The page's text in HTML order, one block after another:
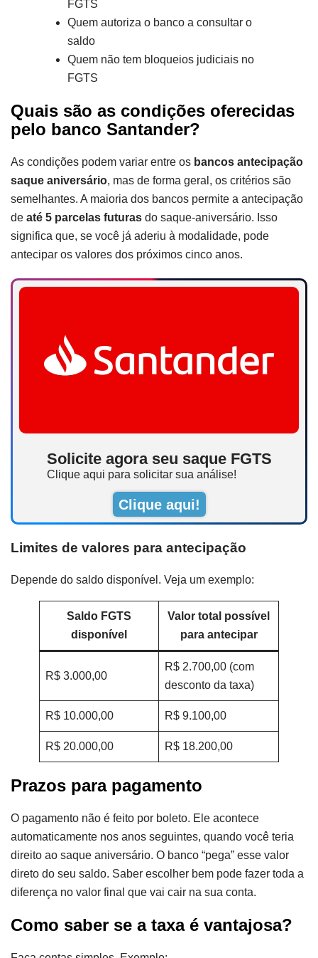
FGTS
Quem autoriza o banco a consultar o
saldo
Quem não tem bloqueios judiciais no
FGTS
Quais são as condições oferecidas
pelo banco Santander?
As condições podem variar entre os bancos antecipação
saque aniversário, mas de forma geral, os critérios são
semelhantes. A maioria dos bancos permite a antecipação
de até 5 parcelas futuras do saque-aniversário. Isso
significa que, se você já aderiu à modalidade, pode
antecipar os valores dos próximos cinco anos.
Solicite agora seu saque FGTS
Clique aqui para solicitar sua análise!
Clique aqui!
Limites de valores para antecipação
Depende do saldo disponível. Veja um exemplo:
Saldo FGTS
disponível
Valor total possível
para antecipar
R$ 3.000,00
R$ 2.700,00 (com
desconto da taxa)
R$ 10.000,00 R$ 9.100,00
R$ 20.000,00 R$ 18.200,00
Prazos para pagamento
O pagamento não é feito por boleto. Ele acontece
automaticamente nos anos seguintes, quando você teria
direito ao saque aniversário. O banco “pega” esse valor
direto do seu saldo. Saber escolher bem pode fazer toda a
diferença no valor final que vai cair na sua conta.
Como saber se a taxa é vantajosa?